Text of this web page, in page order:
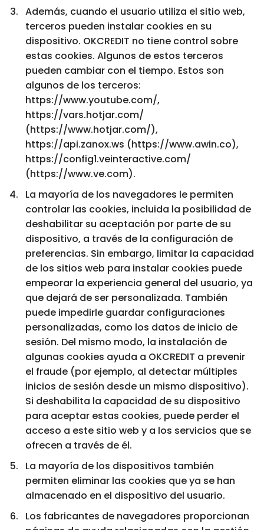
Además, cuando el usuario utiliza el sitio web,
terceros pueden instalar cookies en su
dispositivo. OKCREDIT no tiene control sobre
estas cookies. Algunos de estos terceros
pueden cambiar con el tiempo. Estos son
algunos de los terceros:
https://www.youtube.com/,
https://vars.hotjar.com/
(https://www.hotjar.com/),
https://api.zanox.ws (https://www.awin.co),
https://config1.veinteractive.com/
(https://www.ve.com).
La mayoría de los navegadores le permiten
controlar las cookies, incluida la posibilidad de
deshabilitar su aceptación por parte de su
dispositivo, a través de la configuración de
preferencias. Sin embargo, limitar la capacidad
de los sitios web para instalar cookies puede
empeorar la experiencia general del usuario, ya
que dejará de ser personalizada. También
puede impedirle guardar configuraciones
personalizadas, como los datos de inicio de
sesión. Del mismo modo, la instalación de
algunas cookies ayuda a OKCREDIT a prevenir
el fraude (por ejemplo, al detectar múltiples
inicios de sesión desde un mismo dispositivo).
Si deshabilita la capacidad de su dispositivo
para aceptar estas cookies, puede perder el
acceso a este sitio web y a los servicios que se
ofrecen a través de él.
La mayoría de los dispositivos también
permiten eliminar las cookies que ya se han
almacenado en el dispositivo del usuario.
Los fabricantes de navegadores proporcionan